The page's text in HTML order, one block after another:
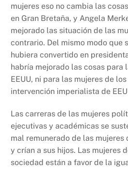
mujeres eso no cambia las
en Gran Bretaña, y Angela
mejorado las situación de las
contrario. Del mismo modo que
hubiera convertido en
habría mejorado las cosas para
EEUU, ni para las mujeres de
intervención imperialista de
Las carreras de las mujeres
ejecutivas y académicas se
mal remunerado de las mujeres
y crían a sus hijos. Las mujeres
sociedad están a favor de la